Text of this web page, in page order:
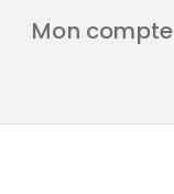
Mon compte